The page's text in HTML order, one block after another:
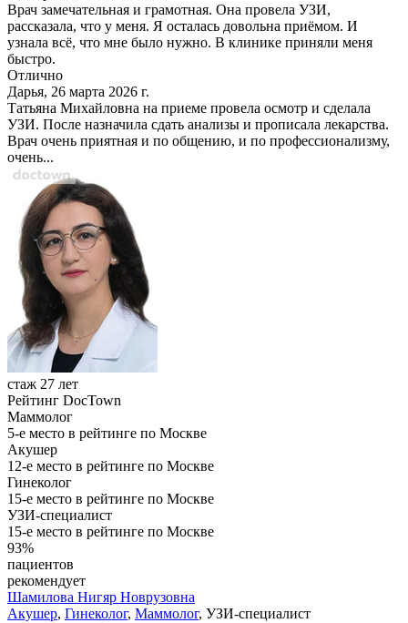
Врач замечательная и грамотная. Она провела УЗИ,
рассказала, что у меня. Я осталась довольна приёмом. И
узнала всё, что мне было нужно. В клинике приняли меня
быстро.
Отлично
Дарья, 26 марта 2026 г.
Татьяна Михайловна на приеме провела осмотр и сделала
УЗИ. После назначила сдать анализы и прописала лекарства.
Врач очень приятная и по общению, и по профессионализму,
очень...
стаж 27 лет
Рейтинг DocTown
Маммолог
5-е место в рейтинге по Москве
Акушер
12-е место в рейтинге по Москве
Гинеколог
15-е место в рейтинге по Москве
УЗИ-специалист
15-е место в рейтинге по Москве
93%
пациентов
рекомендует
Шамилова Нигяр Новрузовна
Акушер, Гинеколог, Маммолог, УЗИ-специалист